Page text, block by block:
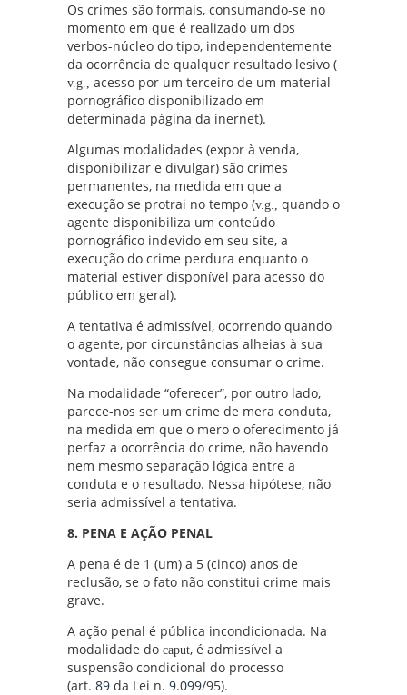
Os crimes são formais, consumando-se no
momento em que é realizado um dos
verbos-núcleo do tipo, independentemente
da ocorrência de qualquer resultado lesivo (
v.g., acesso por um terceiro de um material
pornográfico disponibilizado em
determinada página da inernet).
Algumas modalidades (expor à venda,
disponibilizar e divulgar) são crimes
permanentes, na medida em que a
execução se protrai no tempo (v.g., quando o
agente disponibiliza um conteúdo
pornográfico indevido em seu site, a
execução do crime perdura enquanto o
material estiver disponível para acesso do
público em geral).
A tentativa é admissível, ocorrendo quando
o agente, por circunstâncias alheias à sua
vontade, não consegue consumar o crime.
Na modalidade “oferecer”, por outro lado,
parece-nos ser um crime de mera conduta,
na medida em que o mero o oferecimento já
perfaz a ocorrência do crime, não havendo
nem mesmo separação lógica entre a
conduta e o resultado. Nessa hipótese, não
seria admissível a tentativa.
8. PENA E AÇÃO PENAL
A pena é de 1 (um) a 5 (cinco) anos de
reclusão, se o fato não constitui crime mais
grave.
A ação penal é pública incondicionada. Na
modalidade do caput, é admissível a
suspensão condicional do processo
(art. 89 da Lei n. 9.099/95).